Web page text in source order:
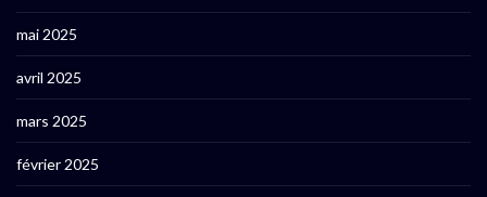
mai 2025
avril 2025
mars 2025
février 2025